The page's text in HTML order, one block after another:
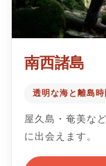
南西諸島
透明な海と離島
屋久島・奄美な
に出会えます。